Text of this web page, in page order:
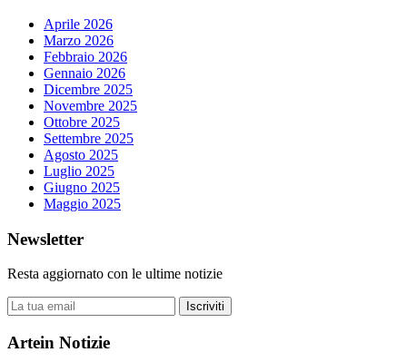
Aprile 2026
Marzo 2026
Febbraio 2026
Gennaio 2026
Dicembre 2025
Novembre 2025
Ottobre 2025
Settembre 2025
Agosto 2025
Luglio 2025
Giugno 2025
Maggio 2025
Newsletter
Resta aggiornato con le ultime notizie
Iscriviti
Artein Notizie